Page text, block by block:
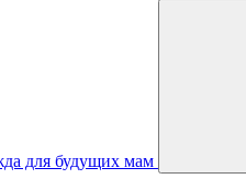
для будущих мам